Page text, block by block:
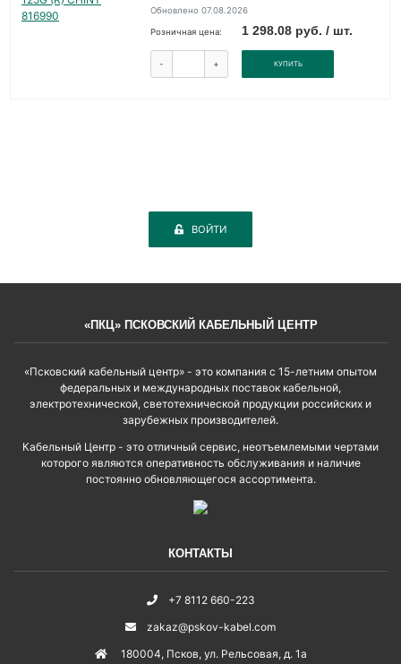
Обновлено 07.08.2026
Розничная цена: 1 298.08 руб. / шт.
- + КУПИТЬ
ВОЙТИ
«ПКЦ» ПСКОВСКИЙ КАБЕЛЬНЫЙ ЦЕНТР
«Псковский кабельный центр» - это компания с 15-летним опытом
федеральных и международных поставок кабельной,
электротехнической, светотехнической продукции российских и
зарубежных производителей.
Кабельный Центр - это отличный сервис, неотъемлемыми чертами
которого являются оперативность обслуживания и наличие
постоянно обновляющегося ассортимента.
КОНТАКТЫ
+7 8112 660-223
zakaz@pskov-kabel.com
180004, Псков, ул. Рельсовая, д. 1а